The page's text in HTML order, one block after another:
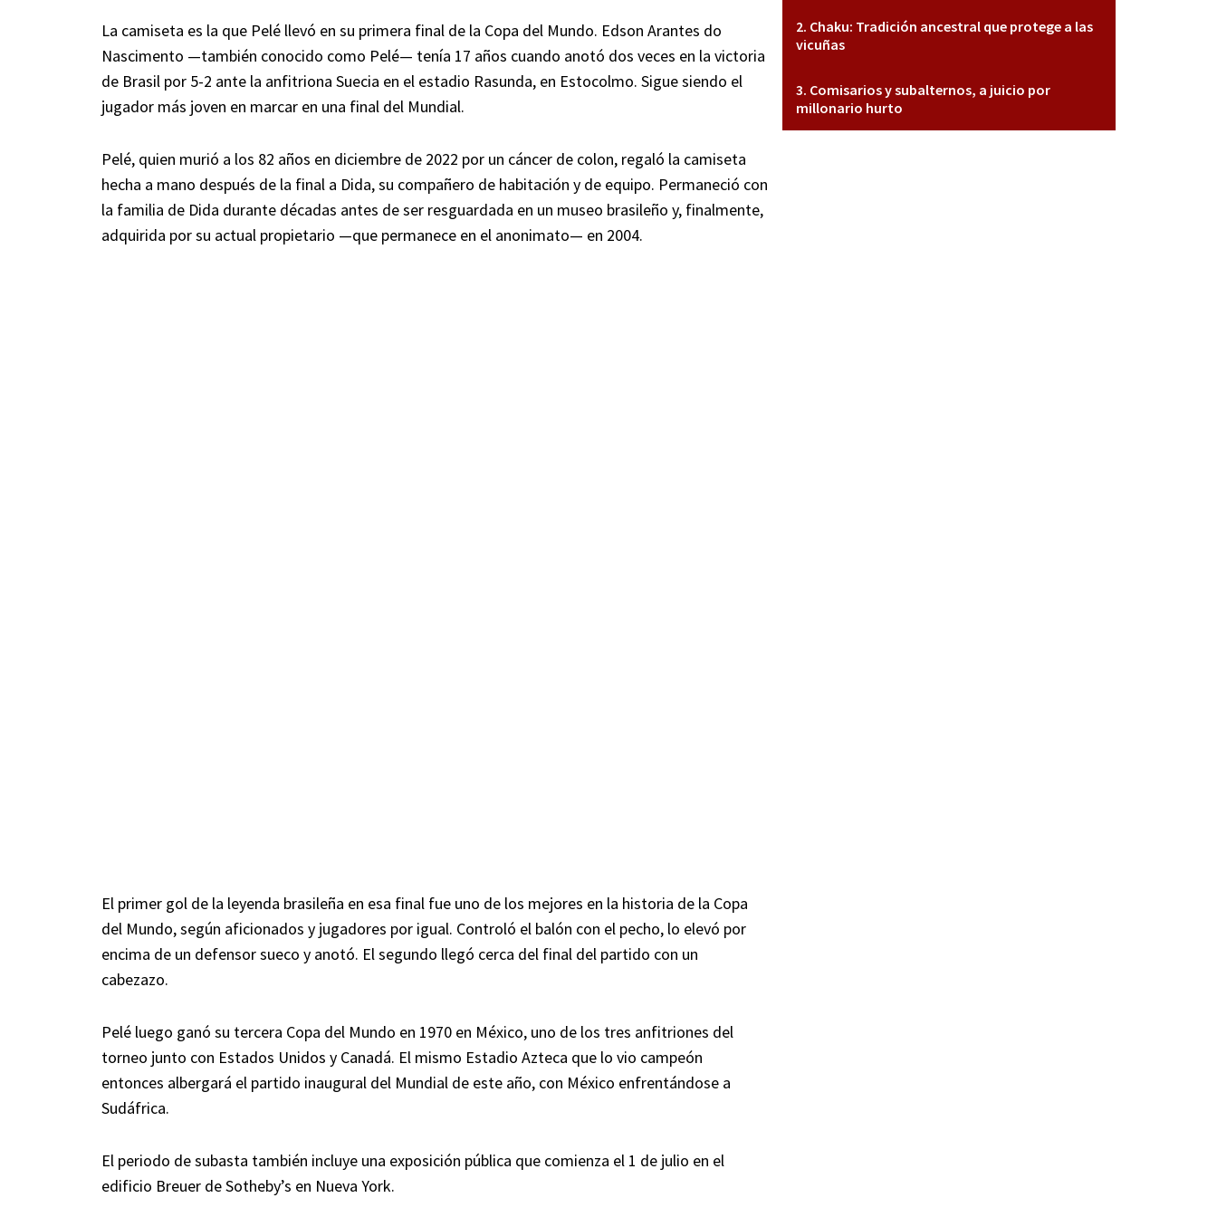
La camiseta es la que Pelé llevó en su primera final de la Copa del Mundo. Edson Arantes do
Nascimento —también conocido como Pelé— tenía 17 años cuando anotó dos veces en la victoria
de Brasil por 5-2 ante la anfitriona Suecia en el estadio Rasunda, en Estocolmo. Sigue siendo el
jugador más joven en marcar en una final del Mundial.
Pelé, quien murió a los 82 años en diciembre de 2022 por un cáncer de colon, regaló la camiseta
hecha a mano después de la final a Dida, su compañero de habitación y de equipo. Permaneció con
la familia de Dida durante décadas antes de ser resguardada en un museo brasileño y, finalmente,
adquirida por su actual propietario —que permanece en el anonimato— en 2004.
El primer gol de la leyenda brasileña en esa final fue uno de los mejores en la historia de la Copa
del Mundo, según aficionados y jugadores por igual. Controló el balón con el pecho, lo elevó por
encima de un defensor sueco y anotó. El segundo llegó cerca del final del partido con un
cabezazo.
Pelé luego ganó su tercera Copa del Mundo en 1970 en México, uno de los tres anfitriones del
torneo junto con Estados Unidos y Canadá. El mismo Estadio Azteca que lo vio campeón
entonces albergará el partido inaugural del Mundial de este año, con México enfrentándose a
Sudáfrica.
El periodo de subasta también incluye una exposición pública que comienza el 1 de julio en el
edificio Breuer de Sotheby’s en Nueva York.
Chaku: Tradición ancestral que protege a las
vicuñas
Comisarios y subalternos, a juicio por
millonario hurto